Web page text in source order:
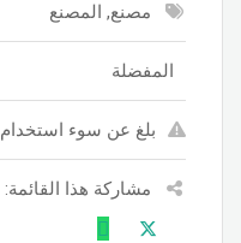
مصنع, المصنع
المفضلة
بلغ عن سوء استخدام
مشاركة هذا القائمة: